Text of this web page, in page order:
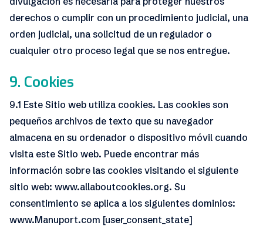
derechos o cumplir con un procedimiento judicial, una
orden judicial, una solicitud de un regulador o
cualquier otro proceso legal que se nos entregue.
9. Cookies
9.1 Este Sitio web utiliza cookies. Las cookies son
pequeños archivos de texto que su navegador
almacena en su ordenador o dispositivo móvil cuando
visita este Sitio web. Puede encontrar más
información sobre las cookies visitando el siguiente
sitio web: www.allaboutcookies.org. Su
consentimiento se aplica a los siguientes dominios:
www.Manuport.com [user_consent_state]